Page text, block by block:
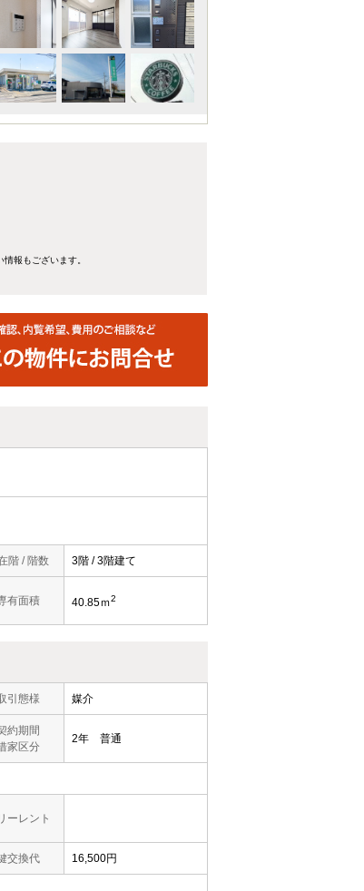
報もございます。
階 / 階数 3階 / 3階建て
有面積 40.85ｍ2
引態様 媒介
約期間
家区分
2年 普通
ーレント
交換代 16,500円